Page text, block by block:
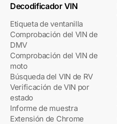
Decodificador VIN
Etiqueta de ventanilla
Comprobación del VIN de
DMV
Comprobación del VIN de
moto
Búsqueda del VIN de RV
Verificación de VIN por
estado
Informe de muestra
Extensión de Chrome